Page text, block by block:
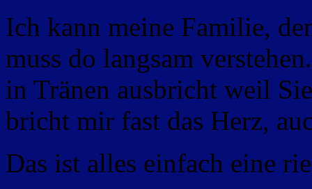
Ich kann meine Familie,
muss do langsam
in Tränen ausbricht weil
bricht mir fast das Herz,
Das ist alles einfach eine